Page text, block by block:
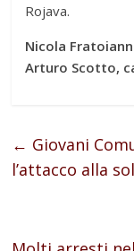
Rojava.
Nicola
Arturo Scotto,
← Giovani
l’attacco alla